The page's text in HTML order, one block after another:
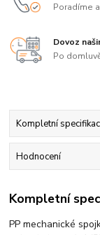
Poradíme
Dovoz
Po
Kompletní
Hodnocení
Kompletní
PP mechanické